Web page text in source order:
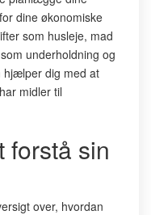
dine økonomiske
som husleje, mad
underholdning og
hjælper dig med at
midler til
forstå sin
over, hvordan